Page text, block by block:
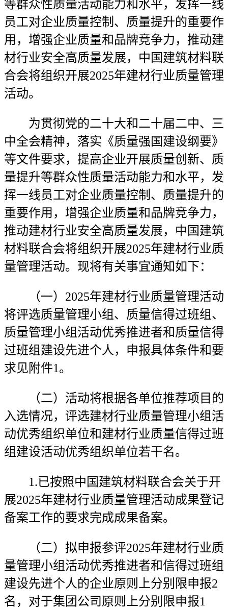
等群众性质量活动能力和水平，发挥一线
员工对企业质量控制、质量提升的重要作
用，增强企业质量和品牌竞争力，推动建
材行业安全高质量发展，中国建筑材料联
合会将组织开展2025年建材行业质量管理
活动。
为贯彻党的二十大和二十届二中、三
中全会精神，落实‌《质量强国建设纲要》
等文件要求，提高企业开展质量创新、质
量提升等群众性质量活动能力和水平，发
挥一线员工对企业质量控制、质量提升的
重要作用，增强企业质量和品牌竞争力，
推动建材行业安全高质量发展，中国建筑
材料联合会将组织开展2025年建材行业质
量管理活动。现将有关事宜通知如下：
（一）2025年建材行业质量管理活动
将评选质量管理小组、质量信得过班组、
质量管理小组活动优秀推进者和质量信得
过班组建设先进个人，申报具体条件和要
求见附件1。
（二）活动将根据各单位推荐项目的
入选情况，评选建材行业质量管理小组活
动优秀组织单位和建材行业质量信得过班
组建设活动优秀组织单位若干名。
1.已按照中国建筑材料联合会关于开
展2025年建材行业质量管理活动成果登记
备案工作的要求完成成果备案。
（二）拟申报参评2025年建材行业质
量管理小组活动优秀推进者和信得过班组
建设先进个人的企业原则上分别限申报2
名，对于集团公司原则上分别限申报1